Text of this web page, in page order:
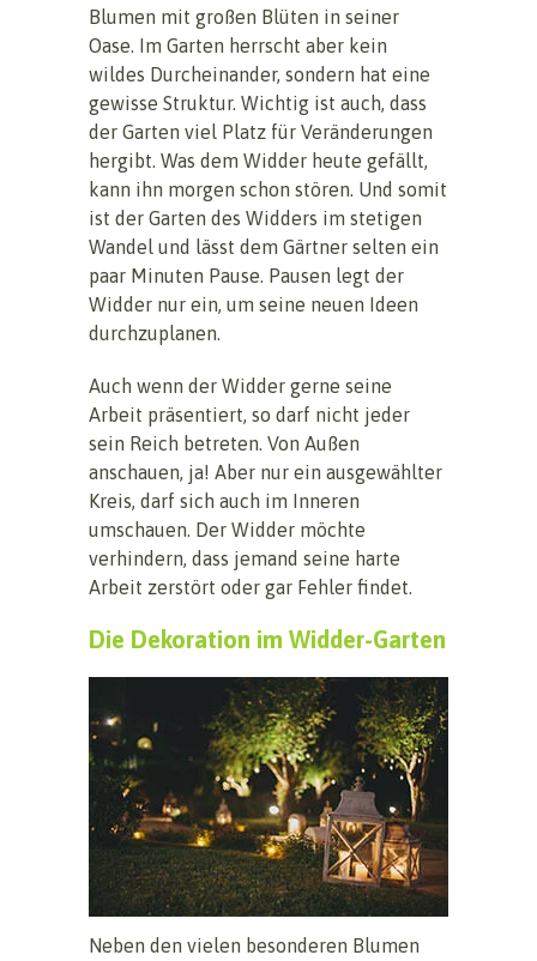
Blumen mit großen Blüten in seiner
Oase. Im Garten herrscht aber kein
wildes Durcheinander, sondern hat eine
gewisse Struktur. Wichtig ist auch, dass
der Garten viel Platz für Veränderungen
hergibt. Was dem Widder heute gefällt,
kann ihn morgen schon stören. Und somit
ist der Garten des Widders im stetigen
Wandel und lässt dem Gärtner selten ein
paar Minuten Pause. Pausen legt der
Widder nur ein, um seine neuen Ideen
durchzuplanen.
Auch wenn der Widder gerne seine
Arbeit präsentiert, so darf nicht jeder
sein Reich betreten. Von Außen
anschauen, ja! Aber nur ein ausgewählter
Kreis, darf sich auch im Inneren
umschauen. Der Widder möchte
verhindern, dass jemand seine harte
Arbeit zerstört oder gar Fehler findet.
Die Dekoration im Widder-Garten
Neben den vielen besonderen Blumen